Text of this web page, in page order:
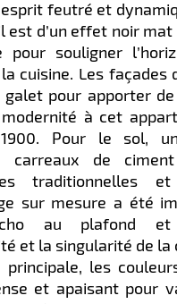
feutré et
est d’un effet noir
pour souligner
cuisine. Les façades
galet pour apporter
à cet
1900.​ Pour le sol,
carreaux de
traditionnelles
sur mesure a été
au plafond et
et la singularité de la
principale,​ les
et apaisant pour